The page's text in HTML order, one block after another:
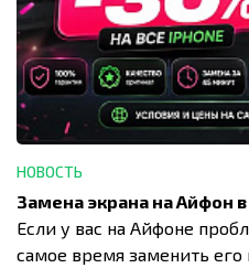
НОВОСТЬ
Замена экрана на Айфон
Если у вас на Айфоне
самое время заменить